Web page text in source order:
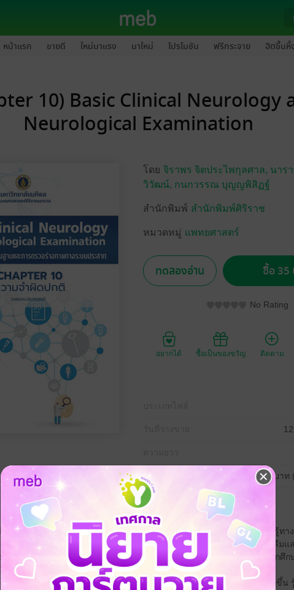
หน้าแรก ขายดี ใหม่มาแรง มาใหม่ โปรโมชัน ฟรีกระจาย ฮิตขึ้นหิ้
10) Basic Clinical Neurology
Neurological Examination
โดย จิราพร จิตประไพกุลศาล, นาร
วิวัฒน์, กนกวรรณ บุญญพิสิฏฐ์
สำนักพิมพ์ สำนักพิมพ์ศิริราช
หมวดหมู่ แพทยศาสตร์
ทดลองอ่าน ซื้อ 35
No Rating
อยากได้ ซื้อเป็นของขวัญ ติดตาม
ราคาปก 800 บาท
เป็นต้องอาศัยพื้นฐานความรู้ทางกายวิภาค ทางสรีรวิทยามาประกอบความรู้ทา
จวินิจฉัยเพิ่มเติม เมื่อนักศึกษาแพทย์เรียนความรู้พื้นฐานผ่านไปแล้วอาจจะลืมแ
ส่วนประกอบของเนื้อหาวิชาทางกายวิภาคและสรีรวิทยาที่จำเป็นสำหรับนักศึ
วามมุ่งหมายให้เกิดความเข้าใจในเนื้อหาด้านประสาทวิทยามากขึ้น
ถทำความเข้าใจได้แล้ว จะเกิดความมั่นใจในความรู้ทางประสาทวิทยามากขึ้น